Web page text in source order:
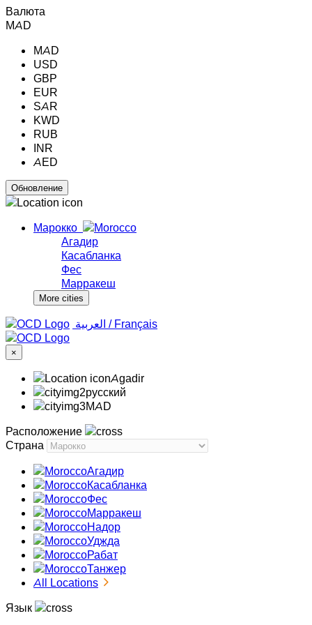
Валюта
MAD
MAD
USD
GBP
EUR
SAR
KWD
RUB
INR
AED
Марокко
Агадир
Касабланка
Фес
Марракеш
More cities
‏العربية ‏ / Français
×
Agadir
русский
MAD
Расположение
Страна
Агадир
Касабланка
Фес
Марракеш
Надор
Уджда
Рабат
Танжер
All Locations
Язык